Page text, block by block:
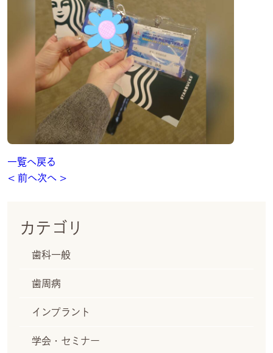
一覧へ戻る
< 前へ次へ >
カテゴリ
歯科一般
歯周病
インプラント
学会・セミナー